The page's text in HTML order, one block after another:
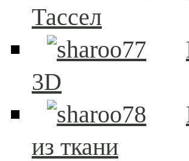
Тассел
3D
из ткани